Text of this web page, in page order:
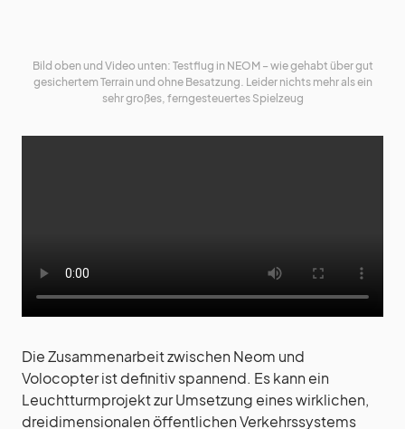
Bild oben und Video unten: Testflug in NEOM – wie gehabt über gut
gesichertem Terrain und ohne Besatzung. Leider nichts mehr als ein
sehr großes, ferngesteuertes Spielzeug
Die Zusammenarbeit zwischen Neom und
Volocopter ist definitiv spannend. Es kann ein
Leuchtturmprojekt zur Umsetzung eines wirklichen,
dreidimensionalen öffentlichen Verkehrssystems